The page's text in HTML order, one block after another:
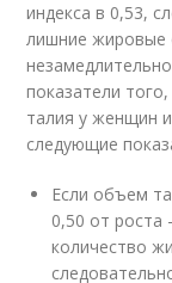
индекса в 0,53,
лишние жировые
показатели
талия у женщин
следующие
Если объем
0,50 от роста
количество